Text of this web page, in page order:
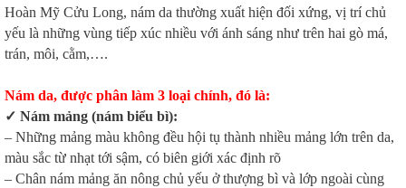
Hoàn Mỹ Cửu Long, nám da thường xuất hiện đối xứng, vị trí chủ
yếu là những vùng tiếp xúc nhiều với ánh sáng như trên hai gò má,
trán, môi, cằm,….
Nám da, được phân làm 3 loại chính, đó là:
✓ Nám mảng (nám biểu bì):
– Những mảng màu không đều hội tụ thành nhiều mảng lớn trên da,
màu sắc từ nhạt tới sậm, có biên giới xác định rõ
– Chân nám mảng ăn nông chủ yếu ở thượng bì và lớp ngoài cùng